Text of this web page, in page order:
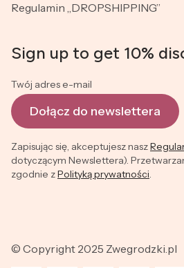
Regulamin „DROPSHIPPING”
Sign up to get 10%
Twój adres e-mail
Dołącz do newslettera
Zapisując się, akceptujesz nasz
dotyczącym Newslettera).
zgodnie zPolityką prywatności.
© Copyright 2025 Zwegrodzki.pl